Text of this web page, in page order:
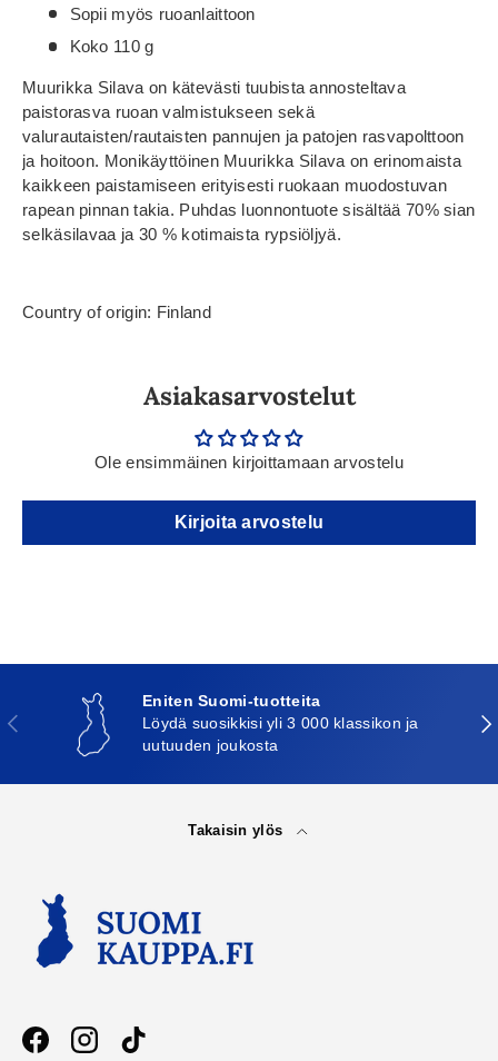
Sopii myös ruoanlaittoon
Koko 110 g
Muurikka Silava on kätevästi tuubista annosteltava
paistorasva ruoan valmistukseen sekä
valurautaisten/rautaisten pannujen ja patojen rasvapolttoon
ja hoitoon. Monikäyttöinen Muurikka Silava on erinomaista
kaikkeen paistamiseen erityisesti ruokaan muodostuvan
rapean pinnan takia. Puhdas luonnontuote sisältää 70% sian
selkäsilavaa ja 30 % kotimaista rypsiöljyä.
Country of origin: Finland
Asiakasarvostelut
Ole ensimmäinen kirjoittamaan arvostelu
Kirjoita arvostelu
Edellinen
Eniten Suomi-tuotteita
Löydä suosikkisi yli 3 000 klassikon ja
uutuuden joukosta
Takaisin ylös
FacebookInstagramTikTok